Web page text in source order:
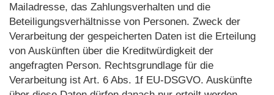
Mailadresse, das Zahlungsverhalten und die
Beteiligungsverhältnisse von Personen. Zweck der
Verarbeitung der gespeicherten Daten ist die Erteilung
von Auskünften über die Kreditwürdigkeit der
angefragten Person. Rechtsgrundlage für die
Verarbeitung ist Art. 6 Abs. 1f EU-DSGVO. Auskünfte